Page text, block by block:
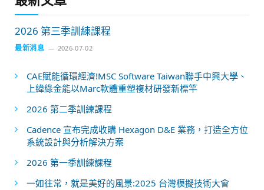
2026 第三季訓練課程
最新消息 2026-07-02
CAE賦能循環經濟!MSC Software Taiwan聯手中興大學、
上緯綠金能以Marc軟體重塑複材研發新標竿
2026 第二季訓練課程
Cadence 宣布完成收購 Hexagon D&E 業務，打造全方位
系統設計與分析解決方案
2026 第一季訓練課程
一如往常，就是美好的風景:2025 台灣模擬技術大會